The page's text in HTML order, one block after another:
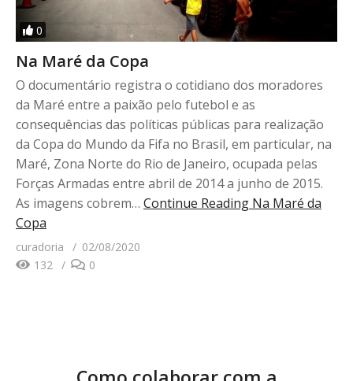
0
Na Maré da Copa
O documentário registra o cotidiano dos moradores
da Maré entre a paixão pelo futebol e as
consequências das políticas públicas para realização
da Copa do Mundo da Fifa no Brasil, em particular, na
Maré, Zona Norte do Rio de Janeiro, ocupada pelas
Forças Armadas entre abril de 2014 a junho de 2015.
As imagens cobrem… Continue Reading Na Maré da
Copa
curadoria
02/08/2020
132
0